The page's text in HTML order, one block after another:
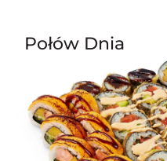
Połów Dnia